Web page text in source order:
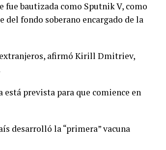
fue bautizada como Sputnik V, como
fondo soberano encargado de la
extranjeros, afirmó Kirill Dmitriev,
prevista para que comience en
desarrolló la “primera” vacuna